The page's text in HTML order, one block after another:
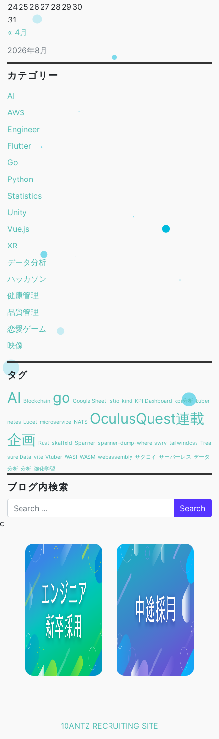
2026年8月
« 4月
2425 26 27 28 29 30
31
カテゴリー
AI
AWS
Engineer
Flutter
Go
Python
Statistics
Unity
Vue.js
XR
データ分析
ハッカソン
健康管理
品質管理
恋愛ゲーム
映像
タグ
AI Blockchain go Google Sheet istio kind KPI Dashboard kpi分析 kuber
netes Lucet microservice NATS OculusQuest連載
企画 Rust skaffold Spanner spanner-dump-where swrv tailwindcss Trea
sure Data vite Vtuber WASI WASM webassembly サクコイ サーバーレス データ
分析 分析 強化学習
ブログ内検索
Search
c
10ANTZ RECRUITING SITE